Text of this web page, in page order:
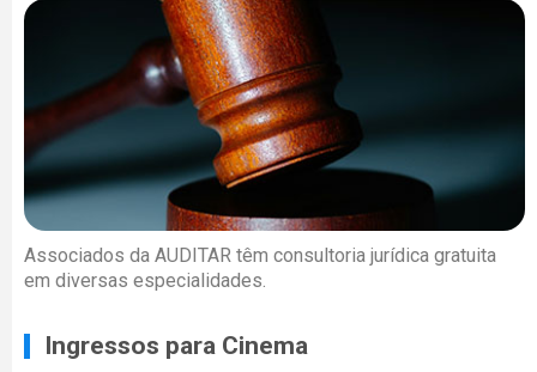
Associados da AUDITAR têm consultoria jurídica gratuita
em diversas especialidades.
Ingressos para Cinema